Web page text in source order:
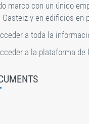
marco con un único
Gasteiz y en edificios en
a toda la
a la plataforma